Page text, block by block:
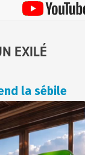
EXILÉ
la sébile